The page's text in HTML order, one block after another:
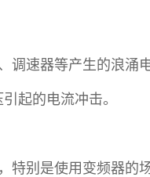
调速器等产生的浪涌
起的电流冲击。
特别是使用变频器的